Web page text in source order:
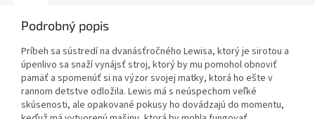
Podrobný popis
Príbeh sa sústredí na dvanásťročného Lewisa, ktorý je sirotou a
úpenlivo sa snaží vynájsť stroj, ktorý by mu pomohol obnoviť
pamäť a spomenúť si na výzor svojej matky, ktorá ho ešte v
rannom detstve odložila. Lewis má s neúspechom veľké
skúsenosti, ale opakované pokusy ho dovádzajú do momentu,